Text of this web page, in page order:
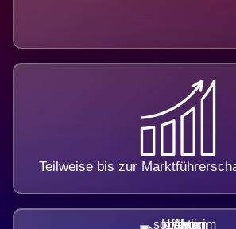
Teilweise bis zur